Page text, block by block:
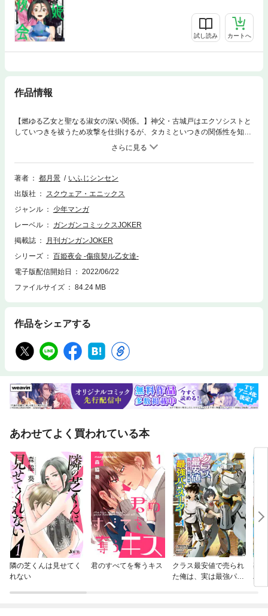
試し読み カートへ
作品情報
【燃ゆる乙女と聖なる淑女の深い関係。】神父・古城戸はエクソシストと
していつきを祓うため攻撃を仕掛けるが、タカミといつきの関係性を知り
和解する。そして、学園に巣食う地縛霊【薔薇】を祓うために協力を申し
出る。薔薇を気にかけている深華は攻撃を受けている薔薇を目の当たりに
して…。薔薇と深華の関係は妖しくも熱く進展する!?(C)2022 Kei Miyakoz
uki (C)2022 Shinsen Ifuji
著者 都月景
いふじシンセン
出版社
スクウェア・エニックス
ジャンル
少年マンガ
レーベル
ガンガンコミックスJOKER
掲載誌
月刊ガンガンJOKER
シリーズ
百姫夜会 -傷痕契ル乙女達-
電子版配信開始日
2022/06/22
ファイルサイズ
84.24 MB
作品をシェアする
あわせてよく買われている本
隣の芝くんは見せてく
れない
君のすべてを奪うキス
クラス最安値で売られ
た俺は、実は最強パラ
勘
パ
が